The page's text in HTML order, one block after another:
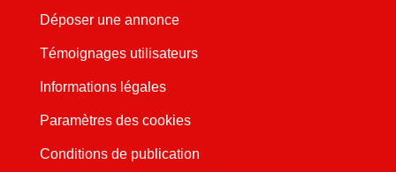
Déposer une annonce
Témoignages utilisateurs
Informations légales
Paramètres des cookies
Conditions de publication